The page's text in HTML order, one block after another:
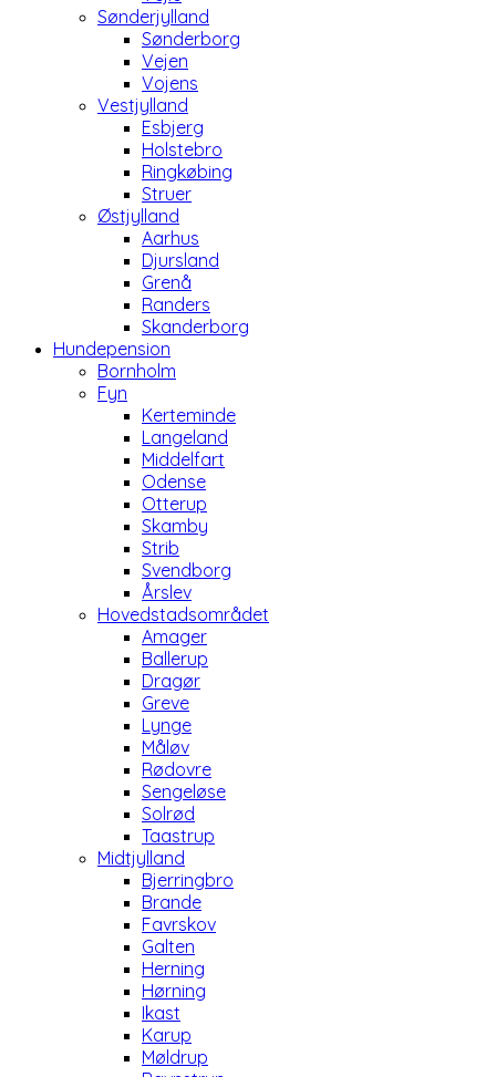
Sønderjylland
Sønderborg
Vejen
Vojens
Vestjylland
Esbjerg
Holstebro
Ringkøbing
Struer
Østjylland
Aarhus
Djursland
Grenå
Randers
Skanderborg
Hundepension
Bornholm
Fyn
Kerteminde
Langeland
Middelfart
Odense
Otterup
Skamby
Strib
Svendborg
Årslev
Hovedstadsområdet
Amager
Ballerup
Dragør
Greve
Lynge
Måløv
Rødovre
Sengeløse
Solrød
Taastrup
Midtjylland
Bjerringbro
Brande
Favrskov
Galten
Herning
Hørning
Ikast
Karup
Møldrup